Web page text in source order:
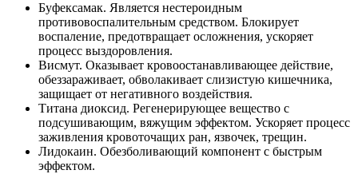
Буфексамак. Является нестероидным
противовоспалительным средством. Блокирует
воспаление, предотвращает осложнения, ускоряет
процесс выздоровления.
Висмут. Оказывает кровоостанавливающее действие,
обеззараживает, обволакивает слизистую кишечника,
защищает от негативного воздействия.
Титана диоксид. Регенерирующее вещество с
подсушивающим, вяжущим эффектом. Ускоряет процесс
заживления кровоточащих ран, язвочек, трещин.
Лидокаин. Обезболивающий компонент с быстрым
эффектом.